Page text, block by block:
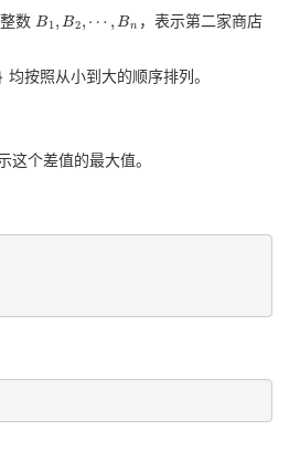
整数B1 , B2 , ⋯ , Bn
B1,B2,⋯ , B n
，表示第二家商店
均按照从小到大的顺序排列。
这个差值的最大值。